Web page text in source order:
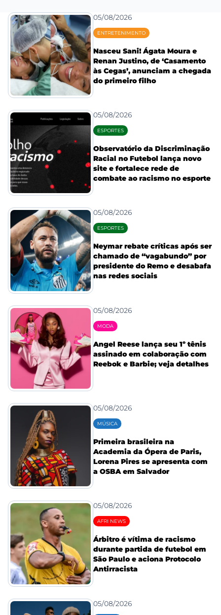
05/08/2026
ENTRETENIMENTO
Nasceu Sani! Ágata Moura e
Renan Justino, de ‘Casamento
às Cegas’, anunciam a chegada
do primeiro filho
05/08/2026
ESPORTES
Observatório da Discriminação
Racial no Futebol lança novo
site e fortalece rede de
combate ao racismo no esporte
05/08/2026
ESPORTES
Neymar rebate críticas após ser
chamado de “vagabundo” por
presidente do Remo e desabafa
nas redes sociais
05/08/2026
MODA
Angel Reese lança seu 1º tênis
assinado em colaboração com
Reebok e Barbie; veja detalhes
05/08/2026
MÚSICA
Primeira brasileira na
Academia da Ópera de Paris,
Lorena Pires se apresenta com
a OSBA em Salvador
05/08/2026
AFRI NEWS
Árbitro é vítima de racismo
durante partida de futebol em
São Paulo e aciona Protocolo
Antirracista
05/08/2026